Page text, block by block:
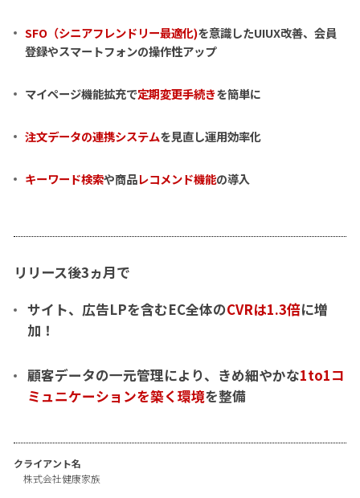
SFO（シニアフレンドリー最適化)を意識したUIUX改善、会員
登録やスマートフォンの操作性アップ
マイページ機能拡充で定期変更手続きを簡単に
注文データの連携システムを見直し運用効率化
キーワード検索や商品レコメンド機能の導入
リリース後3ヵ月で
サイト、広告LPを含むEC全体のCVRは1.3倍に増
加！
顧客データの一元管理により、きめ細やかな1to1コ
ミュニケーションを築く環境を整備
クライアント名
株式会社健康家族